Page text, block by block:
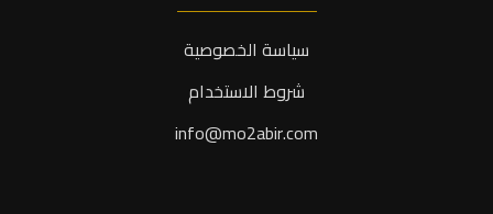
سياسة الخصوصية
شروط الاستخدام
info@mo2abir.com